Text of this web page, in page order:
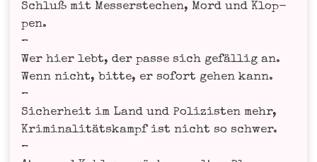
Schluß mit Mes­ser­ste­chen, Mord und Klop­
pen.
–
Wer hier lebt, der pas­se sich gefäl­lig an.
Wenn nicht, bit­te, er sofort gehen kann.
–
Sicher­heit im Land und Poli­zis­ten mehr,
Kri­mi­na­li­täts­kampf ist nicht so schwer.
–